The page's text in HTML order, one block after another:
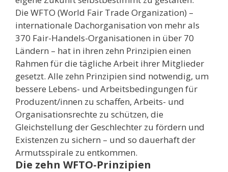
Die WFTO (World Fair Trade Organization) –
internationale Dachorganisation von mehr als
370 Fair-Handels-Organisationen in über 70
Ländern – hat in ihren zehn Prinzipien einen
Rahmen für die tägliche Arbeit ihrer Mitglieder
gesetzt. Alle zehn Prinzipien sind notwendig, um
bessere Lebens- und Arbeitsbedingungen für
Produzent/innen zu schaffen, Arbeits- und
Organisationsrechte zu schützen, die
Gleichstellung der Geschlechter zu fördern und
Existenzen zu sichern – und so dauerhaft der
Armutsspirale zu entkommen.
Die zehn WFTO-Prinzipien